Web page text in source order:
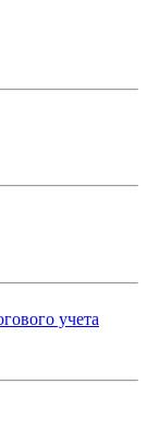
учета